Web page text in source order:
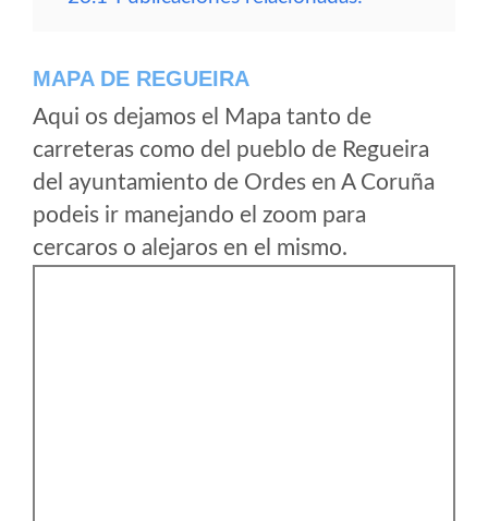
MAPA DE REGUEIRA
Aqui os dejamos el Mapa tanto de
carreteras como del pueblo de Regueira
del ayuntamiento de Ordes en A Coruña
podeis ir manejando el zoom para
cercaros o alejaros en el mismo.